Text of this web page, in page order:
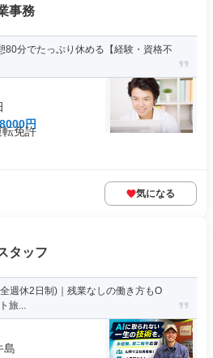
事務
80分でたっぷり休める【経験・資格不
円
免許
気になる
タッフ
週休2日制)｜残業なしの働き方もO
旅...
島